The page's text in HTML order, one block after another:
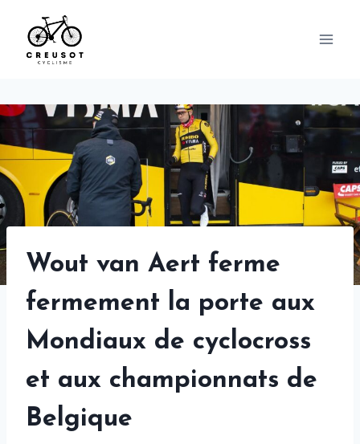
content
Wout van Aert ferme
fermement la porte aux
Mondiaux de cyclocross
et aux championnats de
Belgique